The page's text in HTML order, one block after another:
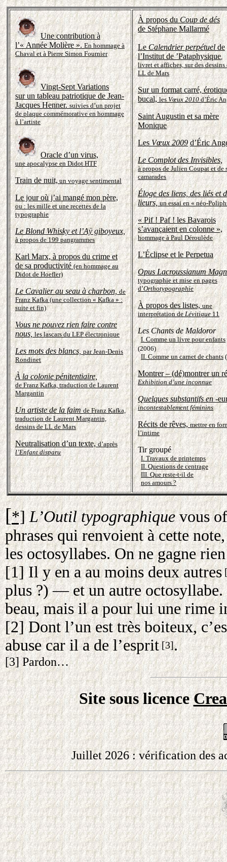
Une contribution à
l’« Année Molière ».En hommage à
Chaval et à Pierre Simon Fournier
Vingt-Sept Variations
sur un tableau patriotique de Jean-
Jacques Henner. suivies d’un projet
de plaque commémorative en hommage
à l’artiste
Oracle d’un virus,
une apocalypse en Didot HTF
Train de nuit, un voyage sentimental
Le jour où j’ai mangé mon père,
ou : les mille et une recettesde la
typographie
Le Blond Whiskyet l’Aÿ giboyeux,
à propos de 199 pangrammes
Karl Marx, à propos du crime et
de sa productivité(en hommage au
Didot de Hoefler)
Le Cavalier au seau à charbon, de
Franz Kafka (une collection « Kafka » :
suite et fin)
Vous ne pouvez rien faire contre
nous, les lascars du LEP électronique
Les mots des blancs,par Jean-Denis
Rondinet
À la colonie pénitentiaire,
de Franz Kafka, traduction de Laurent
Margantin
Un artiste de la faimde Franz Kafka,
traduction de Laurent Margantin,
dessins de LL de Mars
Neutralisation d’un texte,d’après
l’Enfant disparu
À propos duCoup de dés
de Stéphane Mallarmé
LeCalendrier perpétuelde
l’Institut de ’Pataphysique,
livret et affiches, sur des dessins
LL de Mars
Sur un format carré,
bucal, lesVœux 2010d’Éric
Saint Augustin et sa mère
Monique
LesVœux 2009 d’Éric
Le Complot des Invisibles,
à propos de Julien Coupatet de
camarades
Éloge des liens, des liés et
lieurs,un essai en « néo-
« Pif ! Paf ! les Bavarois
s’avançaient en colonne »,
hommage à Paul Déroulède
L’Éclipse et le Perpetua
Opus Lacroussianum
typographie et mise en pages
d’Orthotypographie
À propos des listes,une
interprétation de Lévitique11
Les Chants de Maldoror
I. Comme un livre pour enfants
(2006)
II. Comme un carnet de chants
Montrer – (dé)montrer un
Exhibition d’une inconnue
Quelques substantifsen-
incontestablement féminins
Récits de rêves,mettre en
l’intime
Tir groupé
I. Travaux de printemps
II. Questions de centrage
III. Que reste-t-il de
nos amours ?
[*] L’Outil typographiquevous
phrases qui renvoient à cette
les octosyllabes. On ne gagne
[1] Il y en a au moins deux autres
plus ?) — et un autre octosyllabe.
beau, mais il a pour lui une rime
[2] Dont l’un est très boiteux,
abuse car il a de l’esprit[3].
[3] Pardon…
Site sous licence
Juillet 2026 : vérification des